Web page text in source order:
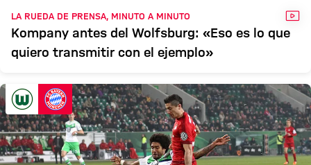
LA RUEDA DE PRENSA, MINUTO A MINUTO
Kompany antes del Wolfsburg: «Eso es lo que
quiero transmitir con el ejemplo»